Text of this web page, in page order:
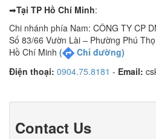
➡Tại TP Hồ Chí Minh:
Chi nhánh phía Nam: CÔNG TY CP
Số 83/66 Vườn Lài – Phường Phú
Hồ Chí Minh (
Chỉ đường)
Điện thoại: 0904.75.8181 - Email:
Contact Us